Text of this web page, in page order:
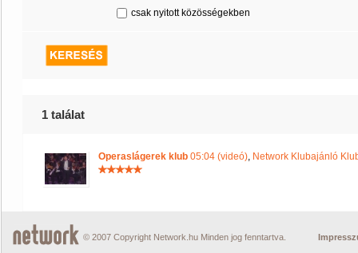
csak nyitott közösségekben
1 találat
Operaslágerek klub 05:04 (videó), Network Klubajánló
© 2007 Copyright Network.hu Minden jog fenntartva.